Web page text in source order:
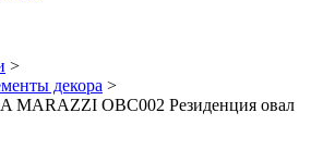
>
декора >
MARAZZI OBC002 Резиденция овал